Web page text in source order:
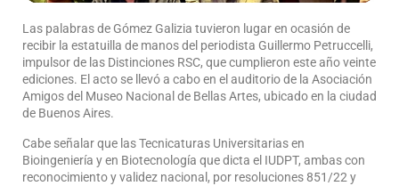
Las palabras de Gómez Galizia tuvieron lugar en ocasión de
recibir la estatuilla de manos del periodista Guillermo Petruccelli,
impulsor de las Distinciones RSC, que cumplieron este año veinte
ediciones. El acto se llevó a cabo en el auditorio de la Asociación
Amigos del Museo Nacional de Bellas Artes, ubicado en la ciudad
de Buenos Aires.
Cabe señalar que las Tecnicaturas Universitarias en
Bioingeniería y en Biotecnología que dicta el IUDPT, ambas con
reconocimiento y validez nacional, por resoluciones 851/22 y